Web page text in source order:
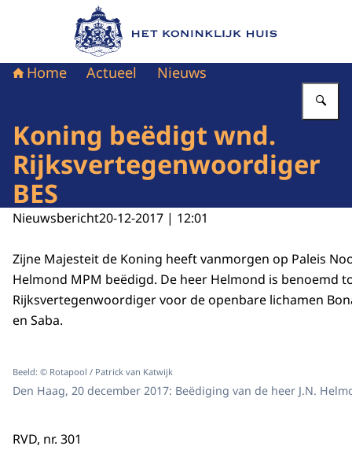
Naar de homepage van Het Koninklijk Huis
Home Actueel Nieuws
Koning beëdigt wnd.
Rijksvertegenwoordiger
BES
Nieuwsbericht20-12-2017 | 12:01
Zijne Majesteit de Koning heeft vanmorgen op Paleis
Helmond MPM beëdigd. De heer Helmond is benoemd
Rijksvertegenwoordiger voor de openbare lichamen
en Saba.
Beeld: © Rotapool / Patrick van Katwijk
Den Haag, 20 december 2017: Beëdiging van de heer J.N.
RVD, nr. 301